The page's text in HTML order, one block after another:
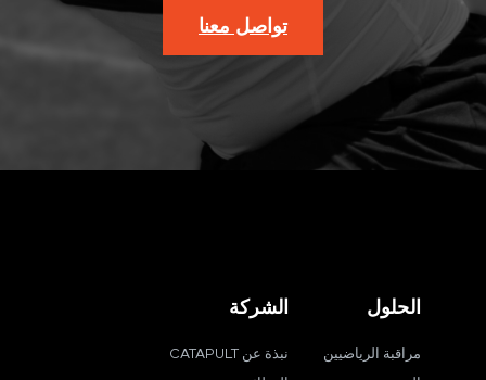
تواصل معنا
الحلول
مراقبة الرياضيين
الشركة
نبذة عن CATAPULT